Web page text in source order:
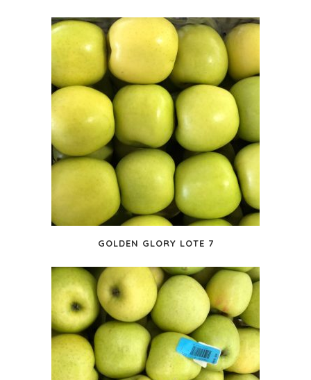
GOLDEN GLORY LOTE 7